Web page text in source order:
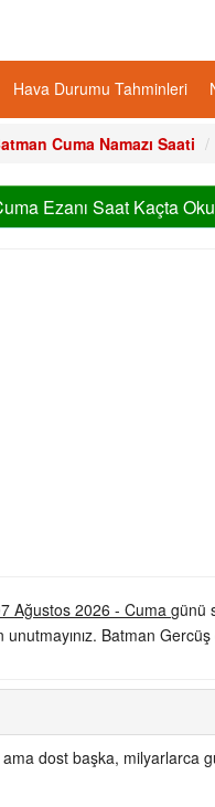
Hava Durumu Tahminleri
Cuma Namazı Saati
Ezanı Saat Kaçta
Ağustos 2026 - Cuma günü
Batman
dost başka, milyarlarca